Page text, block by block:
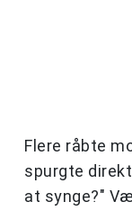
Flere råbte
spurgte
at synge?"